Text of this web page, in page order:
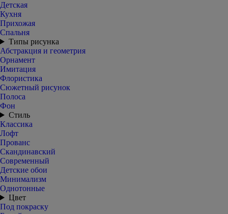
Детская
Кухня
Прихожая
Спальня
Типы рисунка
Абстракция и геометрия
Орнамент
Имитация
Флористика
Сюжетный рисунок
Полоса
Фон
Стиль
Классика
Лофт
Прованс
Скандинавский
Современный
Детские обои
Минимализм
Однотонные
Цвет
Под покраску